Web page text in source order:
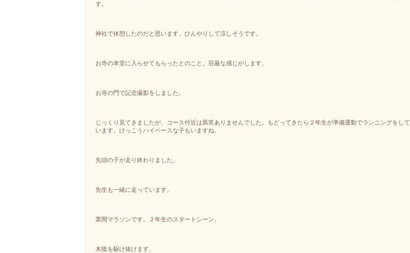
す。
神社で休憩したのだと思います。ひんやりして涼しそうです。
お寺の本堂に入らせてもらったとのこと。荘厳な感じがします。
お寺の門で記念撮影をしました。
じっくり見てきましたが、コース付近は異常ありませんでした。もどってきたら２年生が準備運動でランニングをして
います。けっこうハイペースな子もいますね。
先頭の子が走り終わりました。
先生も一緒に走っています。
業間マラソンです。２年生のスタートシーン。
木陰を駆け抜けます。